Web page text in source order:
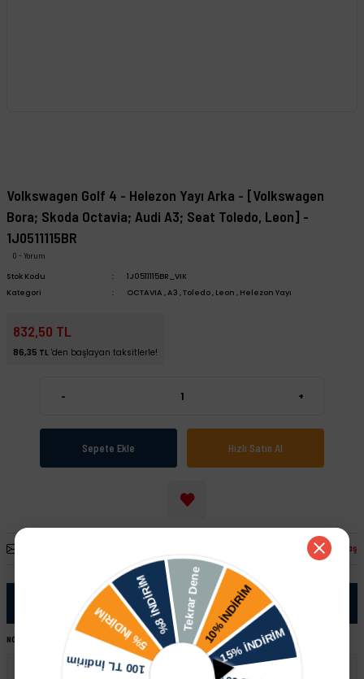
Volkswagen Golf 4 - Helezon Yayı Arka - [Volkswagen
Bora; Skoda Octavia; Audi A3; Seat Toledo, Leon] -
1J0511115BR
0 - Yorum
Stok Kodu
1J0511115BR_VIK
Kategori
OCTAVIA ,A3 ,Toledo, Leon , Helezon Yayı
832,50 TL
86,35 TL 'den başlayan taksitlerle!
- +
Sepete Ekle Hızlı Satın Al
Paylaş
NOT: Ürünü satın almadan önce şase numaranız ile sipariş hattımızdan kontrol ettirmeniz tavsiye edilir.